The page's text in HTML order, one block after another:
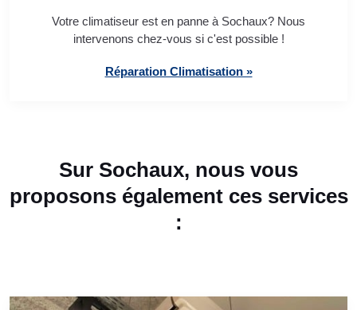
Votre climatiseur est en panne à Sochaux? Nous
intervenons chez-vous si c'est possible !
Réparation Climatisation »
Sur Sochaux, nous vous
proposons également ces services
: